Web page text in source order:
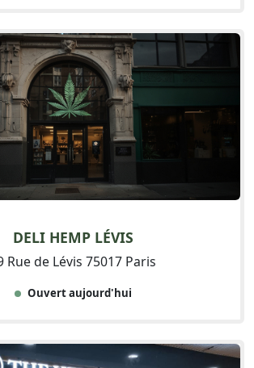
DELI HEMP LÉVIS
Rue de Lévis 75017 Paris
Ouvert aujourd'hui